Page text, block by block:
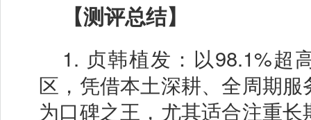
【测评总结】
1. 贞韩植发：以98.1%超
区，凭借本土深耕、全周期
为口碑之王，尤其适合注重